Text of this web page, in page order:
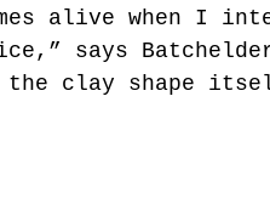
alive when I
says
clay shape